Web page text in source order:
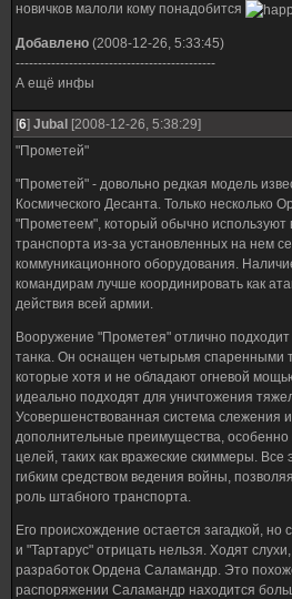
новичков малоли кому понадобится
Добавлено (2008-12-26, 5:33:45)
---------------------------------------------
А ещё инфы
[6] Jubal [2008-12-26, 5:38:29]
"Прометей"
"Прометей" - довольно редкая модель
Космического Десанта. Только несколько
"Прометеем", который обычно используют
транспорта из-за установленных на нем
коммуникационного оборудования.
командирам лучше координировать как
действия всей армии.
Вооружение "Прометея" отлично подходит
танка. Он оснащен четырьмя спаренными
которые хотя и не обладают огневой
идеально подходят для уничтожения
Усовершенствованная система слежения
дополнительные преимущества,
целей, таких как вражеские скиммеры.
гибким средством ведения войны,
роль штабного транспорта.
Его происхождение остается загадкой,
и "Тартарус" отрицать нельзя. Ходят
разработок Ордена Саламандр. Это
распоряжении Саламандр находится